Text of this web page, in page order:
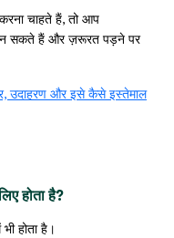
चाहते हैं, तो आप
सकते हैं और ज़रूरत पड़ने पर
उदाहरण और इसे कैसे इस्तेमाल
होता है?
होता है।